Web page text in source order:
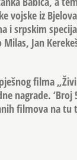
vojske iz
i srpskim
Jan
filma
nagrade.
filmova na tu